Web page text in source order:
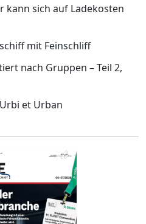
sich auf Ladekosten
mit Feinschliff
nach Gruppen – Teil 2,
et Urban